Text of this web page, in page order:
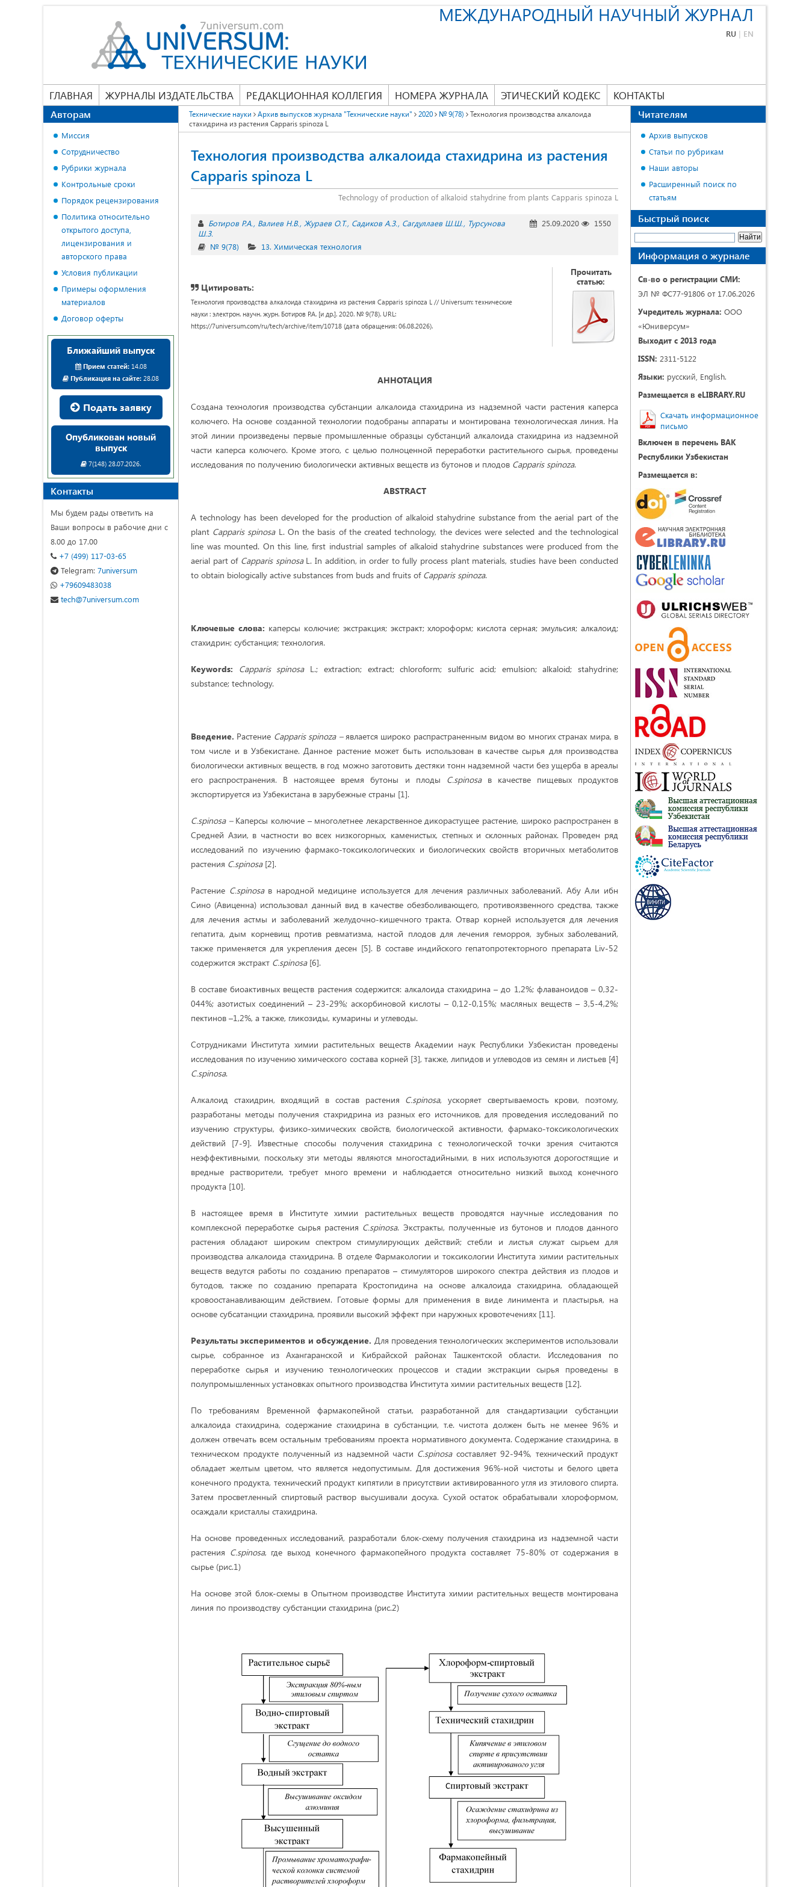
МЕЖДУНАРОДНЫЙ НАУЧНЫЙ ЖУРНАЛ
RU | EN
ГЛАВНАЯ ЖУРНАЛЫ ИЗДАТЕЛЬСТВА РЕДАКЦИОННАЯ КОЛЛЕГИЯ НОМЕРА ЖУРНАЛА ЭТИЧЕСКИЙ КОДЕКС КОНТАКТЫ
Технические науки Архив выпусков журнала "Технические науки" 2020 № 9(78)
Технология производства алкалоида
стахидрина из растения Capparis spinoza L
Технология производства алкалоида стахидрина из растения
Capparis spinoza L
Technology of production of alkaloid stahydrine from plants Capparis spinoza L
Ботиров Р.А. Валиев Н.В. Жураев О.Т. Садиков А.З. Сагдуллаев Ш.Ш.
Турсунова
Ш.З.
25.09.2020 1550
№ 9(78) 13. Химическая технология
Цитировать:
Технология производства алкалоида стахидрина из растения Capparis spinoza L // Universum: технические
науки : электрон. научн. журн. Ботиров Р.А. [и др.]. 2020. № 9(78). URL:
https://7universum.com/ru/tech/archive/item/10718 (дата обращения: 06.08.2026).
Прочитать
статью:
АННОТАЦИЯ
Создана технология производства субстанции алкалоида стахидрина из надземной части растения каперса
колючего. На основе созданной технологии подобраны аппараты и монтирована технологическая линия. На
этой линии произведены первые промышленные образцы субстанций алкалоида стахидрина из надземной
части каперса колючего. Кроме этого, с целью полноценной переработки растительного сырья, проведены
исследования по получению биологически активных веществ из бутонов и плодов Capparis spinoza.
ABSTRACT
A technology has been developed for the production of alkaloid stahydrine substance from the aerial part of the
plant Capparis spinosaL. On the basis of the created technology, the devices were selected and the technological
line was mounted. On this line, first industrial samples of alkaloid stahydrine substances were produced from the
aerial part of Capparis spinosaL. In addition, in order to fully process plant materials, studies have been conducted
to obtain biologically active substances from buds and fruits of Capparis spinoza.
Ключевые слова: каперсы колючие; экстракция; экстракт; хлороформ; кислота серная; эмульсия; алкалоид;
стахидрин; субстанция; технология.
Keywords: Capparis spinosa L.; extraction; extract; chloroform; sulfuric acid; emulsion; alkaloid; stahydrine;
substance; technology.
Введение. Растение Capparis spinoza –явлается широко распрастраненным видом во многих странах мира, в
том числе и в Узбекистане. Данное растение может быть использован в качестве сырья для производства
биологически активных веществ, в год можно заготовить дестяки тонн надземной части без ущерба в ареалы
его распространения. В настоящее время бутоны и плоды C.spinosa в качестве пищевых продуктов
экспортируется из Узбекистана в зарубежные страны [1].
C.spinosa – Каперсы колючие – многолетнее лекарственное дикорастущее растение, широко распространен в
Средней Азии, в частности во всех низкогорных, каменистых, степных и склонных районах. Проведен ряд
исследований по изучению фармако-токсикологических и биологических свойств вторичных метаболитов
растения C.spinosa [2].
Растение C.spinosa в народной медицине используется для лечения различных заболеваний. Абу Али ибн
Сино (Авиценна) использовал данный вид в качестве обезболивающего, противоязвенного средства, также
для лечения астмы и заболеваний желудочно-кишечного тракта. Отвар корней используется для лечения
гепатита, дым корневищ против ревматизма, настой плодов для лечения геморроя, зубных заболеваний,
также применяется для укрепления десен [5]. В составе индийского гепатопротекторного препарата Liv-52
содержится экстракт C.spinosa[6].
В составе биоактивных веществ растения содержится: алкалоида стахидрина – до 1,2%; флаваноидов – 0,32-
044%; азотистых соединений – 23-29%; аскорбиновой кислоты – 0,12-0,15%; масляных веществ – 3,5-4,2%;
пектинов –1,2%, а также, гликозиды, кумарины и углеводы.
Сотрудниками Института химии растительных веществ Академии наук Республики Узбекистан проведены
исследования по изучению химического состава корней [3], также, липидов и углеводов из семян и листьев [4]
C.spinosa.
Алкалоид стахидрин, входящий в состав растения C.spinosa, ускоряет свертываемость крови, поэтому,
разработаны методы получения стахридрина из разных его источников, для проведения исследований по
изучению структуры, физико-химических свойств, биологической активности, фармако-токсикологических
действий [7-9]. Известные способы получения стахидрина с технологической точки зрения считаются
неэффективными, поскольку эти методы являются многостадийными, в них используются дорогостящие и
вредные растворители, требует много времени и наблюдается относительно низкий выход конечного
продукта [10].
В настоящее время в Институте химии растительных веществ проводятся научные исследования по
комплексной переработке сырья растения C.spinosa. Экстракты, полученные из бутонов и плодов данного
растения обладают широким спектром стимулирующих действий; стебли и листья служат сырьем для
производства алкалоида стахидрина. В отделе Фармакологии и токсикологии Института химии растительных
веществ ведутся работы по созданию препаратов – стимуляторов широкого спектра действия из плодов и
бутодов, также по созданию препарата Кростопидина на основе алкалоида стахидрина, обладающей
кровоостанавливающим действием. Готовые формы для применения в виде линимента и пластырья, на
основе субсатанции стахидрина, проявили высокий эффект при наружных кровотечениях [11].
Результаты экспериментов и обсуждение. Для проведения технологических экспериментов использовали
сырье, собранное из Ахангаранской и Кибрайской районах Ташкентской области. Исследования по
переработке сырья и изучению технологических процессов и стадии экстракции сырья проведены в
полупромышленных установках опытного производства Института химии растительных веществ [12].
По требованиям Временной фармакопейной статьи, разработанной для стандартизации субстанции
алкалоида стахидрина, содержание стахидрина в субстанции, т.е. чистота должен быть не менее 96% и
должен отвечать всем остальным требованиям проекта нормативного документа. Содержание стахидрина, в
техническом продукте полученный из надземной части C.spinosaсоставляет 92-94%, технический продукт
обладает желтым цветом, что является недопустимым. Для достижения 96%-ной чистоты и белого цвета
конечного продукта, технический продукт кипятили в присутствии активированного угля из этилового спирта.
Затем просветленный спиртовый раствор высушивали досуха. Сухой остаток обрабатывали хлороформом,
осаждали кристаллы стахидрина.
На основе проведенных исследований, разработали блок-схему получения стахидрина из надземной части
растения C.spinosa, где выход конечного фармакопейного продукта составляет 75-80% от содержания в
сырье (рис.1)
На основе этой блок-схемы в Опытном производстве Института химии растительных веществ монтирована
линия по производству субстанции стахидрина (рис.2)
Авторам
Миссия
Сотрудничество
Рубрики журнала
Контрольные сроки
Порядок рецензирования
Политика относительно
открытого доступа,
лицензирования и
авторского права
Условия публикации
Примеры оформления
материалов
Договор оферты
Ближайший выпуск
Прием статей:14.08
Публикация на сайте: 28.08
Подать заявку
Опубликован новый
выпуск
7(148) 28.07.2026.
Контакты
Мы будем рады ответить на
Ваши вопросы в рабочие дни с
8.00 до 17.00
+7 (499) 117-03-65
Telegram: 7universum
+79609483038
tech@7universum.com
Читателям
Архив выпусков
Статьи по рубрикам
Наши авторы
Расширенный поиск по
статьям
Быстрый поиск
Информация о журнале
Св-во о регистрации СМИ:
ЭЛ № ФС77-91806 от 17.06.2026
Учредитель журнала: ООО
«Юниверсум»
Выходит с 2013 года
ISSN: 2311-5122
Языки: русский, English.
Размещается в eLIBRARY.RU
Скачать информационное
письмо
Включен в перечень ВАК
Республики Узбекистан
Размещается в: